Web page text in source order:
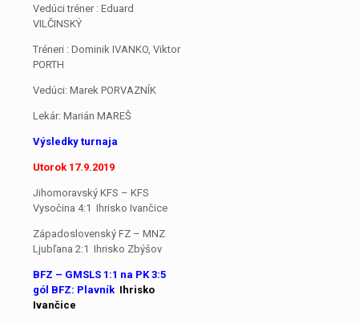
Vedúci tréner : Eduard
VILČINSKÝ
Tréneri : Dominik IVANKO, Viktor
PORTH
Vedúci: Marek PORVAZNÍK
Lekár: Marián MAREŠ
Výsledky turnaja
Utorok 17.9.2019
Jihomoravský KFS – KFS
Vysočina 4:1 Ihrisko Ivančice
Západoslovenský FZ – MNZ
Ljubľana 2:1 Ihrisko Zbýšov
BFZ – GMSLS 1:1 na PK 3:5
gól BFZ: Plavník Ihrisko
Ivančice